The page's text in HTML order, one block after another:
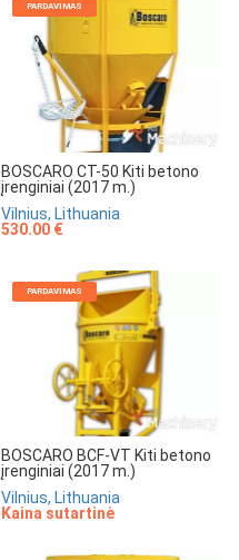
PARDAVIMAS
BOSCARO CT-50 Kiti betono
įrenginiai (2017 m.)
Vilnius, Lithuania
530.00 €
PARDAVIMAS
BOSCARO BCF-VT Kiti betono
įrenginiai (2017 m.)
Vilnius, Lithuania
Kaina sutartinė